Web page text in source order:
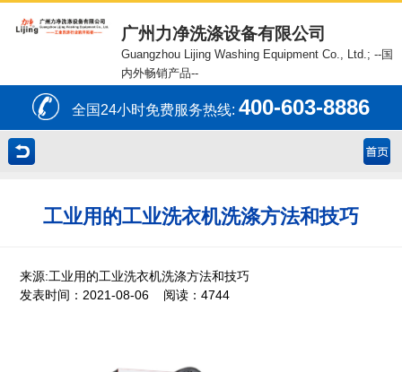
广州力净洗涤设备有限公司
Guangzhou Lijing Washing Equipment Co., Ltd.; --国
内外畅销产品--
全国24小时免费服务热线:400-603-8886
工业用的工业洗衣机洗涤方法和技巧
来源:工业用的工业洗衣机洗涤方法和技巧
发表时间：2021-08-06 阅读：4744